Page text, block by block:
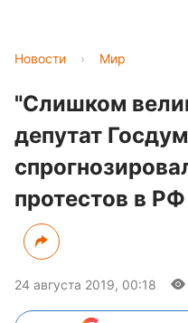
Новости › Мир
"Слишком
депутат
протестов в РФ
24 августа 2019, 00:18